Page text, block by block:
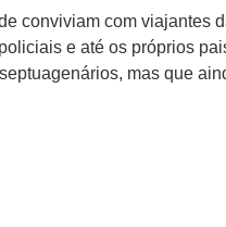
conviviam com viajantes
e até os próprios
mas que